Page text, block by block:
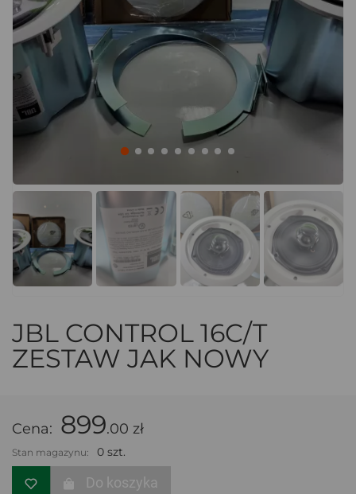
JBL CONTROL 16C/T
ZESTAW JAK NOWY
Cena: 899.00 zł
Stan magazynu: 0 szt.
Do koszyka